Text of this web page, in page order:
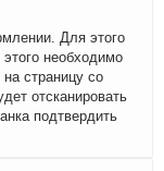
Для этого
необходимо
страницу со
отсканировать
подтвердить